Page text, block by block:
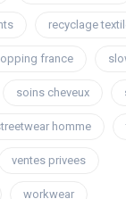
recyclage
france
soins cheveux
homme
ventes privees
workwear